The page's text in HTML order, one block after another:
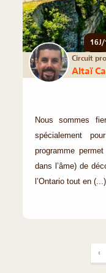
Circuit
Altaï
Nous sommes
spécialement
programme
dans l’âme) de
l’Ontario tout en (...)
‹